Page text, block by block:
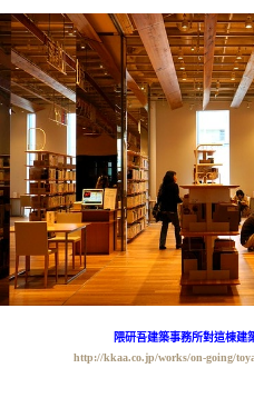
隈研吾建築事務所對這棟建
http://kkaa.co.jp/works/on-going/